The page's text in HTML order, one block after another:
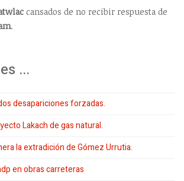
cansados de no recibir respuesta de
.
...
desapariciones forzadas.
Lakach de gas natural.
la extradición de Gómez Urrutia.
en obras carreteras